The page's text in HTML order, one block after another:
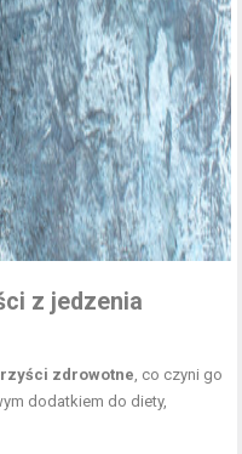
z jedzenia
zdrowotne , co czyni go
dodatkiem do diety,